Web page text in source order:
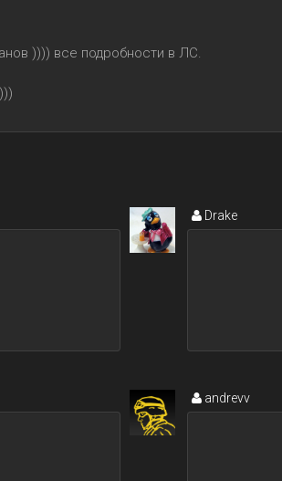
)))) все подробности в ЛС.
Drake
andrevv